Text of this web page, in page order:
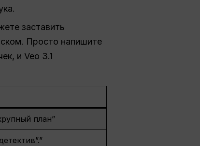
заставить
Просто напишите
и Veo 3.1
план”